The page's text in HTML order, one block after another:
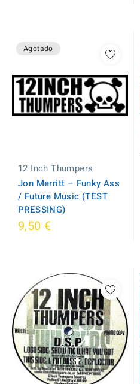
Agotado
12 Inch Thumpers
Jon Merritt ‎– Funky Ass
/ Future Music (TEST
PRESSING)
9,50 €